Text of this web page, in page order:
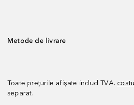
Metode de livrare
Toate prețurile afișate includ TVA.
separat.